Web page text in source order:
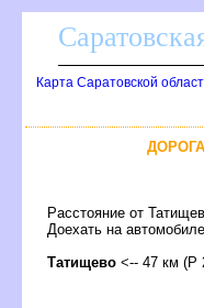
Карта Саратовской
Расстояние от
Доехать на
Татищево <-- 47 км (Р